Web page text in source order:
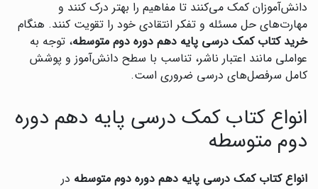
دانش‌آموزان کمک می‌کنند تا مفاهیم را بهتر درک کنند و
مهارت‌های حل مسئله و تفکر انتقادی خود را تقویت کنند. هنگام
خرید کتاب کمک درسی پایه دهم دوره دوم متوسطه، توجه به
عواملی مانند اعتبار ناشر، تناسب با سطح دانش‌آموز و پوشش
کامل سرفصل‌های درسی ضروری است.
انواع کتاب کمک درسی پایه دهم دوره
دوم متوسطه
انواع کتاب کمک درسی پایه دهم دوره دوم متوسطه در